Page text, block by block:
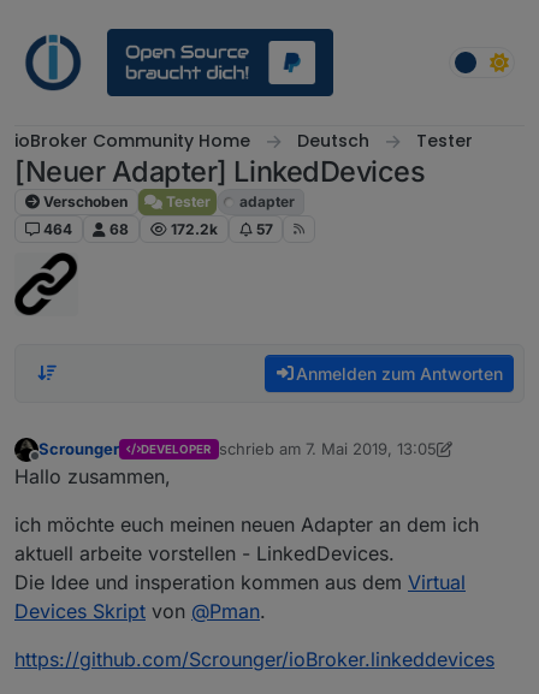
ioBroker Community Home Deutsch Tester
[Neuer Adapter] LinkedDevices
Verschoben Tester
adapter
464
68 172.2k 57
Anmelden zum Antworten
Offline
Scrounger DEVELOPER schrieb am 7. Mai 2019, 13:05
zuletzt editiert von Scrounger
Hallo zusammen,
ich möchte euch meinen neuen Adapter an dem ich
aktuell arbeite vorstellen - LinkedDevices.
Die Idee und insperation kommen aus dem Virtual
Devices Skript von @Pman.
https://github.com/Scrounger/ioBroker.linkeddevices